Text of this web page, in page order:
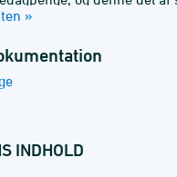
ikke i denne statistik.
»
INDHOLD